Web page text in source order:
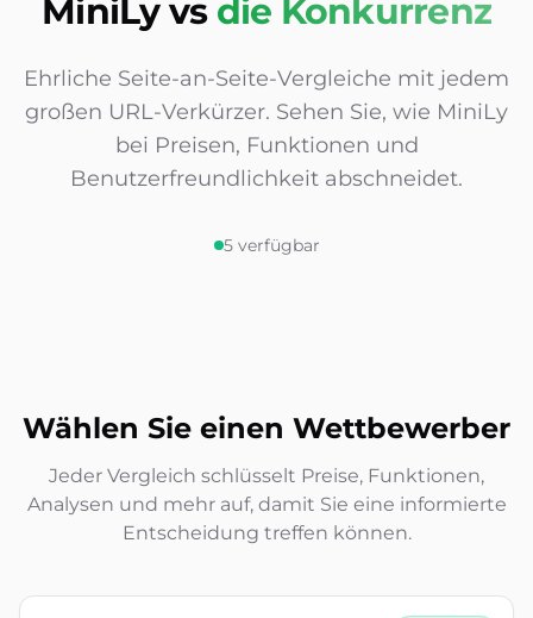
MiniLy vs die Konkurrenz
Ehrliche Seite-an-Seite-Vergleiche mit jedem
großen URL-Verkürzer. Sehen Sie, wie MiniLy
bei Preisen, Funktionen und
Benutzerfreundlichkeit abschneidet.
5 verfügbar
Wählen Sie einen Wettbewerber
Jeder Vergleich schlüsselt Preise, Funktionen,
Analysen und mehr auf, damit Sie eine informierte
Entscheidung treffen können.